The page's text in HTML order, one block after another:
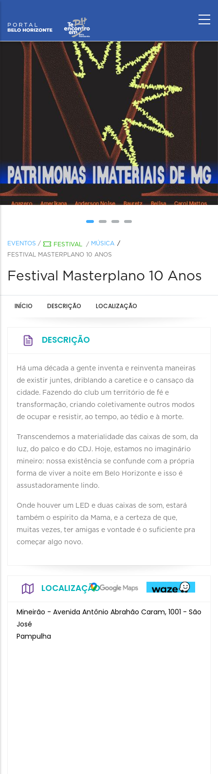
EVENTOS / FESTIVAL / MÚSICA
FESTIVAL MASTERPLANO 10 ANOS
Festival Masterplano 10 Anos
INÍCIO DESCRIÇÃO LOCALIZAÇÃO
DESCRIÇÃO
Há uma década a gente inventa e reinventa maneiras
de existir juntes, driblando a caretice e o cansaço da
cidade. Fazendo do club um território de fé e
transformação, criando coletivamente outros modos
de ocupar e resistir, ao tempo, ao tédio e à morte.
Transcendemos a materialidade das caixas de som, da
luz, do palco e do CDJ. Hoje, estamos no imaginário
mineiro: nossa existência se confunde com a própria
forma de viver a noite em Belo Horizonte e isso é
assustadoramente lindo.
Onde houver um LED e duas caixas de som, estará
também o espírito da Mama, e a certeza de que,
muitas vezes, ter amigas e vontade é o suficiente pra
começar algo novo.
LOCALIZAÇÃO
Mineirão - Avenida Antônio Abrahão Caram, 1001 - São
José
Pampulha